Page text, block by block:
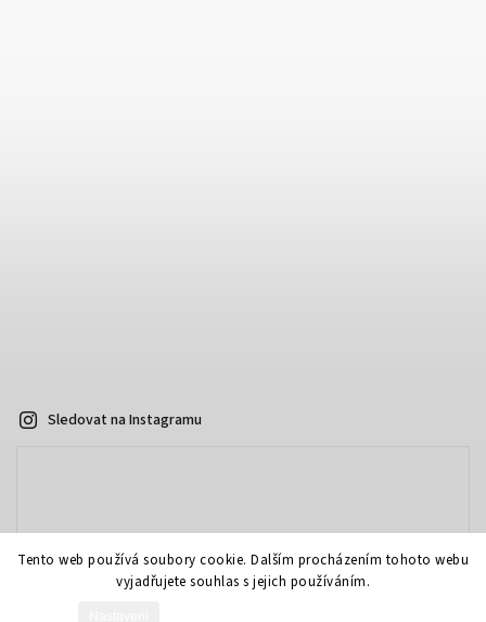
Tento web používá soubory cookie. Dalším procházením tohoto webu
vyjadřujete souhlas s jejich používáním.
Sledovat na Instagramu